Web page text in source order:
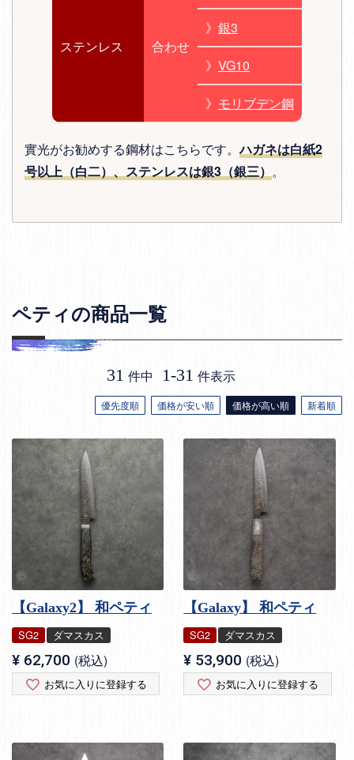
ステンレス 合わせ
》 銀3
》 VG10
》 モリブデン鋼
實光がお勧めする鋼材はこちらです。ハガネは白紙2
号以上（白二）、ステンレスは銀3（銀三） 。
ペティの商品一覧
優先度順 価格が安い順 価格が高い順 新着順
31 件中 1-31 件表示
【Galaxy2】 和ペティ
SG2 ダマスカス
¥ 62,700 税込
お気に入りに登録する
【Galaxy】 和ペティ
SG2 ダマスカス
¥ 53,900 税込
お気に入りに登録する